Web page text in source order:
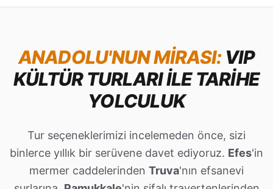
ANADOLU'NUN MIRASI:VIP
KÜLTÜR TURLARI İLE TARIHE
YOLCULUK
Tur seçeneklerimizi incelemeden önce, sizi
binlerce yıllık bir serüvene davet ediyoruz. Efes'in
mermer caddelerinden Truva'nın efsanevi